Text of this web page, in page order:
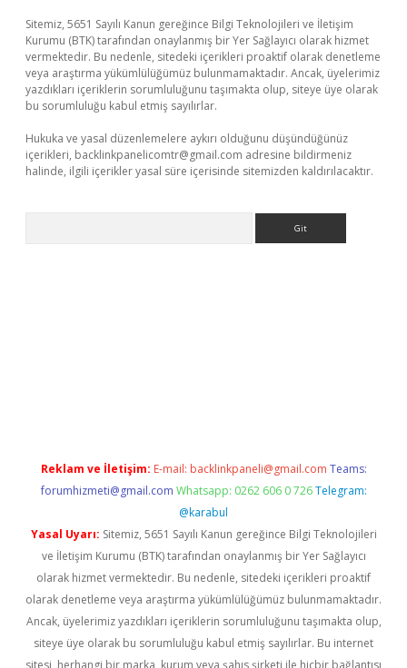
Sitemiz, 5651 Sayılı Kanun gereğince Bilgi Teknolojileri ve İletişim
Kurumu (BTK) tarafından onaylanmış bir Yer Sağlayıcı olarak hizmet
vermektedir. Bu nedenle, sitedeki içerikleri proaktif olarak denetleme
veya araştırma yükümlülüğümüz bulunmamaktadır. Ancak, üyelerimiz
yazdıkları içeriklerin sorumluluğunu taşımakta olup, siteye üye olarak
bu sorumluluğu kabul etmiş sayılırlar.
Hukuka ve yasal düzenlemelere aykırı olduğunu düşündüğünüz
içerikleri, backlinkpanelicomtr@gmail.com adresine bildirmeniz
halinde, ilgili içerikler yasal süre içerisinde sitemizden kaldırılacaktır.
Reklam ve İletişim: E-mail: backlinkpaneli@gmail.com Teams:
forumhizmeti@gmail.com Whatsapp: 0262 606 0 726 Telegram:
@karabul
Yasal Uyarı: Sitemiz, 5651 Sayılı Kanun gereğince Bilgi Teknolojileri
ve İletişim Kurumu (BTK) tarafından onaylanmış bir Yer Sağlayıcı
olarak hizmet vermektedir. Bu nedenle, sitedeki içerikleri proaktif
olarak denetleme veya araştırma yükümlülüğümüz bulunmamaktadır.
Ancak, üyelerimiz yazdıkları içeriklerin sorumluluğunu taşımakta olup,
siteye üye olarak bu sorumluluğu kabul etmiş sayılırlar. Bu internet
sitesi, herhangi bir marka, kurum veya şahıs şirketi ile hiçbir bağlantısı